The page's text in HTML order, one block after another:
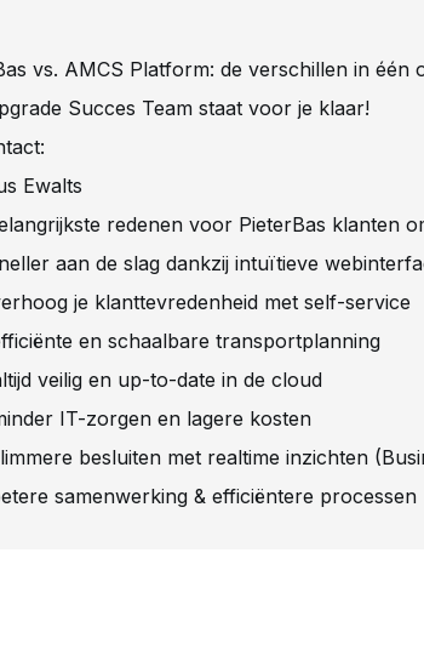
vs. AMCS Platform: de verschillen in één
Succes Team staat voor je klaar!
Ewalts
redenen voor PieterBas klanten
aan de slag dankzij intuïtieve
je klanttevredenheid met self-service
en schaalbare transportplanning
veilig en up-to-date in de cloud
IT-zorgen en lagere kosten
besluiten met realtime inzichten
samenwerking & efficiëntere processen